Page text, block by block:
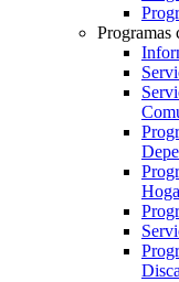
Programas